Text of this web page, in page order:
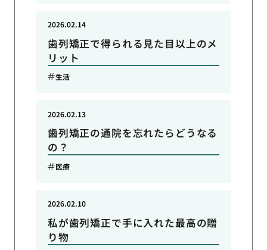
歯列矯正で得られる見た目以上のメ
リット
2026.02.14
生活
歯列矯正の通院を忘れたらどうなる
の？
2026.02.13
医療
私が歯列矯正で手に入れた最高の贈
り物
2026.02.10